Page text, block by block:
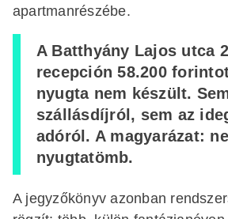
apartmanrészébe.
A Batthyány Lajos utca
recepción 58.200
nyugta nem készült.
szállásdíjról, sem az
adóról. A magyarázat:
nyugtatömb.
A jegyzőkönyv azonban